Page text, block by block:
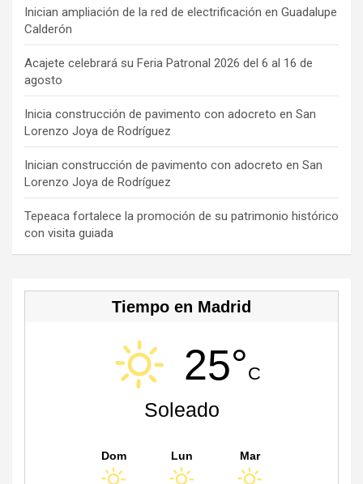
b
o
o
k
a
d
s
gr
a
m
o
k
T
u
b
e
C
h
a
n
n
el
Inician ampliación de la red de electrificación en Guadalupe
Calderón
Acajete celebrará su Feria Patronal 2026 del 6 al 16 de
agosto
Inicia construcción de pavimento con adocreto en San
Lorenzo Joya de Rodríguez
Inician construcción de pavimento con adocreto en San
Lorenzo Joya de Rodríguez
Tepeaca fortalece la promoción de su patrimonio histórico
con visita guiada
Tiempo en Madrid
25°C
Soleado
Dom Lun Mar